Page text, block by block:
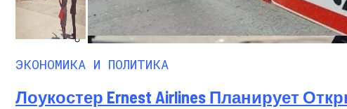
Кризис Безопасности На Гаити: Ужасающая
ЭКОНОМИКА И ПОЛИТИКА
Лоукостер Ernest Airlines Планирует